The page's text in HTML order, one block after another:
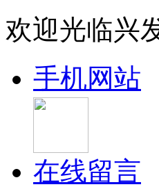
欢迎光临兴
手机网站
在线留言